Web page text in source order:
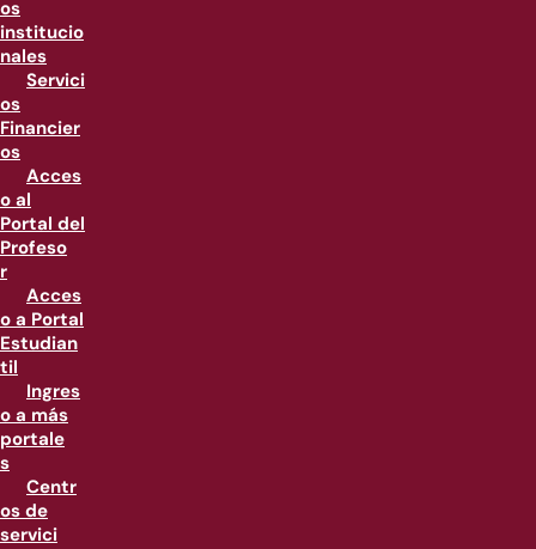
os
institucio
nales
Servici
os
Financier
os
Acces
o al
Portal del
Profeso
r
Acces
o a Portal
Estudian
til
Ingres
o a más
portale
s
Centr
os de
servici